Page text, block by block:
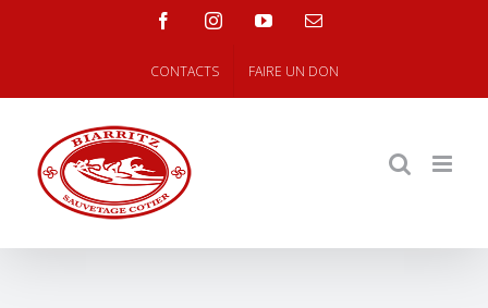
facebookinstagramyoutubeEmail
CONTACTS FAIRE UN DON